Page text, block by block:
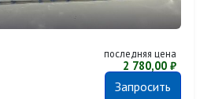
последняя цена
2 780,00 ₽
Запросить